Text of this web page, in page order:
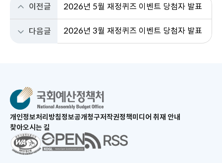
이전글 2026년 5월 재정퀴즈 이벤트 당첨자 발표
다음글 2026년 3월 재정퀴즈 이벤트 당첨자 발표
개인정보처리방침새
으
로
정보공개청구저작권정책미디어 취재 안내
찾아오시는 길
새
창